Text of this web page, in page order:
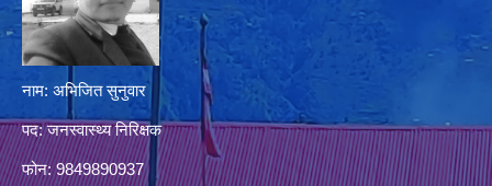
नाम: अभिजित सुनुवार
पद: जनस्वास्थ्य निरिक्षक
फोन: 9849890937